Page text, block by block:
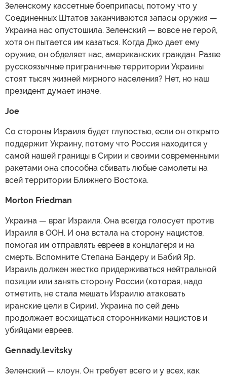
Зеленскому кассетные боеприпасы, потому что у
Соединенных Штатов заканчиваются запасы оружия —
Украина нас опустошила. Зеленский — вовсе не герой,
хотя он пытается им казаться. Когда Джо дает ему
оружие, он обделяет нас, американских граждан. Разве
русскоязычные приграничные территории Украины
стоят тысяч жизней мирного населения? Нет, но наш
президент думает иначе.
Joe
Со стороны Израиля будет глупостью, если он открыто
поддержит Украину, потому что Россия находится у
самой нашей границы в Сирии и своими современными
ракетами она способна сбивать любые самолеты на
всей территории Ближнего Востока.
Morton Friedman
Украина — враг Израиля. Она всегда голосует против
Израиля в ООН. И она встала на сторону нацистов,
помогая им отправлять евреев в концлагеря и на
смерть. Вспомните Степана Бандеру и Бабий Яр.
Израиль должен жестко придерживаться нейтральной
позиции или занять сторону России (которая, надо
отметить, не стала мешать Израилю атаковать
иранские цели в Сирии). Украина по сей день
продолжает восхищаться сторонниками нацистов и
убийцами евреев.
Gennady.levitsky
Зеленский — клоун. Он требует всего и у всех, как